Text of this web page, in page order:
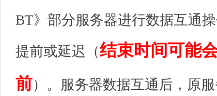
BT》部分服务器进行数据互通
提前或延迟（结束时间可能
前）。服务器数据互通后，原